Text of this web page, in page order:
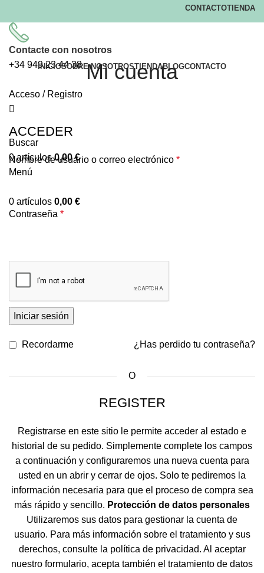
CONTACTOTIENDA
Contacte con nosotros
+34 949 23 44 38
Acceso / Registro
Buscar
0artículos 0,00€
Menú
0 artículos 0,00 €
INICIOSOBRE NOSOTROSTIENDABLOGCONTACTO
Mi cuenta
ACCEDER
Nombre de usuario o correo electrónico *
Contraseña *
Iniciar sesión
¿Has perdido tu contraseña?
Recordarme
O
REGISTER
Registrarse en este sitio le permite acceder al estado e
historial de su pedido. Simplemente complete los campos
a continuación y configuraremos una nueva cuenta para
usted en un abrir y cerrar de ojos. Solo te pediremos la
información necesaria para que el proceso de compra sea
más rápido y sencillo. Protección de datos personales
Utilizaremos sus datos para gestionar la cuenta de
usuario. Para más información sobre el tratamiento y sus
derechos, consulte la política de privacidad. Al aceptar
nuestro formulario, acepta también el tratamiento de datos